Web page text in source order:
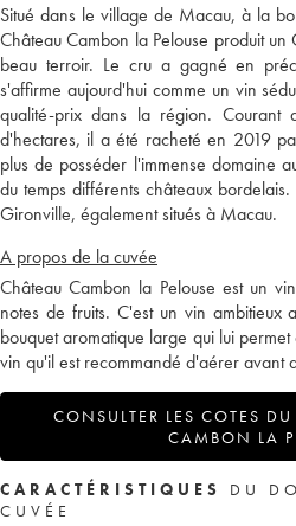
Situé dans le village de Macau, à la
Château Cambon la Pelouse produit
beau terroir. Le cru a gagné en
s'affirme aujourd'hui comme un vin
qualité-prix dans la région. Courant
d'hectares, il a été racheté en 2019
plus de posséder l'immense domaine
du temps différents châteaux
Gironville, également situés à Macau.
A propos de la cuvée
Château Cambon la Pelouse est un
notes de fruits. C'est un vin ambitieux
bouquet aromatique large qui lui
vin qu'il est recommandé d'aérer avant
CONSULTER LES COTES
CAMBON LA
CARACTÉRISTIQUES
DU
CUVÉE